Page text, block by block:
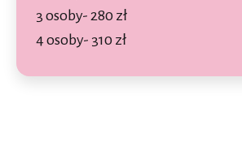
3 osoby- 280 zł
4 osoby- 310 zł